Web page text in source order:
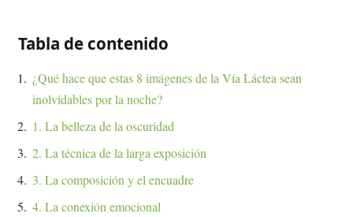
Tabla de contenido
¿Qué hace que estas 8 imágenes de la Vía Láctea sean
inolvidables por la noche?
1. La belleza de la oscuridad
2. La técnica de la larga exposición
3. La composición y el encuadre
4. La conexión emocional